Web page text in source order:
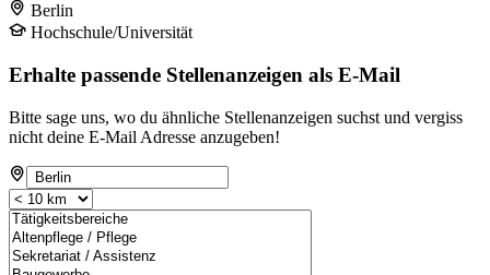
Berlin
Hochschule/Universität
Erhalte passende Stellenanzeigen als E-Mail
Bitte sage uns, wo du ähnliche Stellenanzeigen suchst und vergiss
nicht deine E-Mail Adresse anzugeben!